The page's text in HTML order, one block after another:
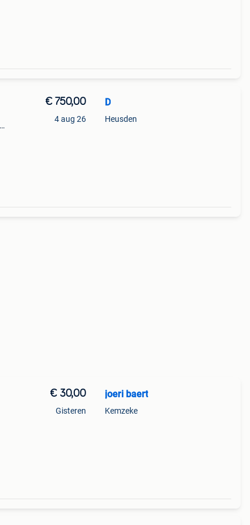
€ 750,00
4 aug 26
D
Heusden
€ 30,00
Gisteren
joeri baert
Kemzeke